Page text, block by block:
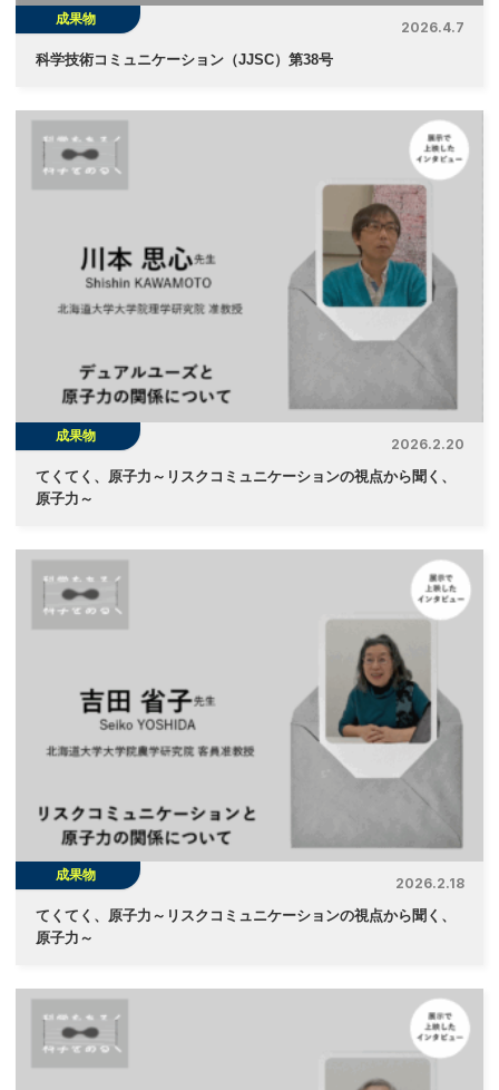
成果物
2026.4.7
科学技術コミュニケーション（JJSC）第38号
成果物
2026.2.20
てくてく、原子力～リスクコミュニケーションの視点から聞く、
原子力～
成果物
2026.2.18
てくてく、原子力～リスクコミュニケーションの視点から聞く、
原子力～